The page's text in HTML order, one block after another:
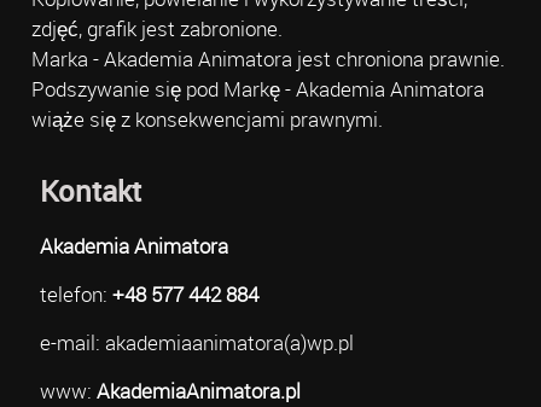
zdjęć, grafik jest zabronione.
Marka - Akademia Animatora jest chroniona prawnie.
Podszywanie się pod Markę - Akademia Animatora
wiąże się z konsekwencjami prawnymi.
Kontakt
Akademia Animatora
telefon: +48 577 442 884
e-mail: akademiaanimatora(a)wp.pl
www: AkademiaAnimatora.pl